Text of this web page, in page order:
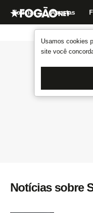
Usamos cookies
site você
Notícias Apostas
Notícias sobre